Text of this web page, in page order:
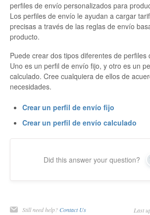
Etsy Integration - French
Etsy Integration -
Page Wise Docs - Dutch
Page Wise Docs -
Page Wise Docs -
Page Wise Docs - Italian
Page Wise Docs -
perfiles de envío personalizados para
Los perfiles de envío le ayudan a cargar
precisas a través de las reglas de envío
producto.
Puede crear dos tipos diferentes de perfiles
Uno es un perfil de envío fijo, y otro es un
calculado. Cree cualquiera de ellos de
necesidades.
Crear un perfil de envío fijo
Crear un perfil de envío calculado
Did this answer your question?
Still need help? Contact Us Last